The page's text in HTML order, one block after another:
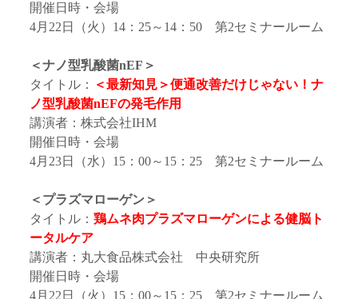
開催日時・会場
4月22日（火）14：25～14：50 第2セミナールーム
＜ナノ型乳酸菌nEF ＞
タイトル：
＜最新知見＞便通改善だけじゃない！ナ
ノ型乳酸菌nEFの発毛作用
講演者：株式会社IHM
開催日時・会場
4月23日（水）15：00～15：25 第2セミナールーム
＜プラズマローゲン ＞
タイトル：鶏ムネ肉プラズマローゲンによる健脳ト
ータルケア
講演者：丸大食品株式会社 中央研究所
開催日時・会場
4月22日（火）15：00～15：25 第2セミナールーム